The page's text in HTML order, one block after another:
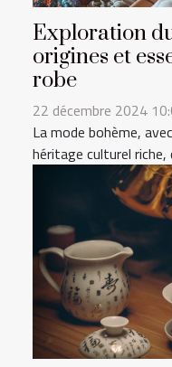
Exploration
origines et
robe
22 décembre 2024
La mode bohème,
héritage culturel riche,